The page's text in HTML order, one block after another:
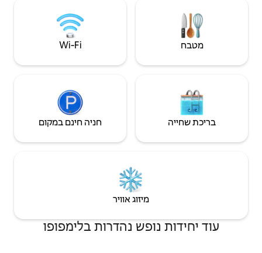
Wi‑Fi
חניה חינם במקום
נהדרות בלימפופו